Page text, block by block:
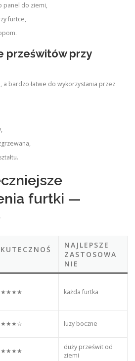
panel do ziemi,
furtce,
prześwitów przy
a bardzo łatwe do wykorzystania przez
furtki —
NAJLEPSZE
ZASTOSOWA
NIE
każda furtka
luzy boczne
duży prześwit od
ziemi